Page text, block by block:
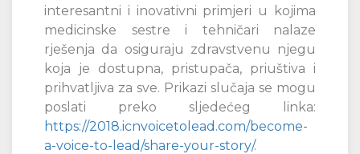
interesantni i inovativni primjeri u kojima
medicinske sestre i tehničari nalaze
rješenja da osiguraju zdravstvenu njegu
koja je dostupna, pristupača, priuštiva i
prihvatljiva za sve. Prikazi slučaja se mogu
poslati preko sljedećeg linka:
https://2018.icnvoicetolead.com/become-
a-voice-to-lead/share-your-story/.